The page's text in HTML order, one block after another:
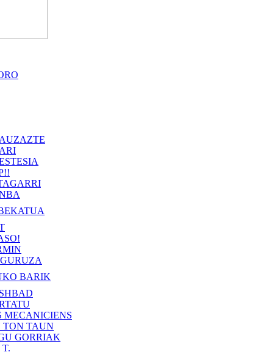
BARIK
MECANICIENS
TON TAUN
GORRIAK
T.